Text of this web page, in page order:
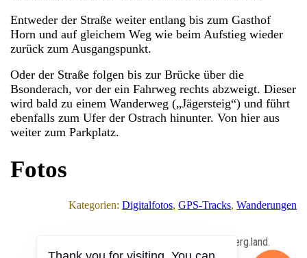
Entweder der Straße weiter entlang bis zum Gasthof
Horn und auf gleichem Weg wie beim Aufstieg wieder
zurück zum Ausgangspunkt.
Oder der Straße folgen bis zur Brücke über die
Bsonderach, vor der ein Fahrweg rechts abzweigt. Dieser
wird bald zu einem Wanderweg („Jägersteig“) und führt
ebenfalls zum Ufer der Ostrach hinunter. Von hier aus
weiter zum Parkplatz.
Fotos
Kategorien: Digitalfotos, GPS-Tracks, Wanderungen
All Content Copyrighted ⓒ 2013 – 2026 by berg.land.